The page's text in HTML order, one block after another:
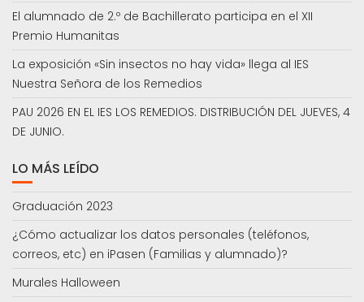
El alumnado de 2.º de Bachillerato participa en el XII
Premio Humanitas
La exposición «Sin insectos no hay vida» llega al IES
Nuestra Señora de los Remedios
PAU 2026 EN EL IES LOS REMEDIOS. DISTRIBUCIÓN DEL JUEVES, 4
DE JUNIO.
LO MÁS LEÍDO
Graduación 2023
¿Cómo actualizar los datos personales (teléfonos,
correos, etc) en iPasen (Familias y alumnado)?
Murales Halloween